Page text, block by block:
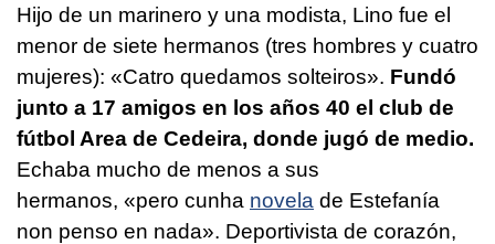
Hijo de un marinero y una modista, Lino fue el
menor de siete hermanos (tres hombres y cuatro
mujeres): «Catro quedamos solteiros». Fundó
junto a 17 amigos en los años 40 el club de
fútbol Area de Cedeira, donde jugó de medio.
Echaba mucho de menos a sus
hermanos, «pero cunha novela de Estefanía
non penso en nada». Deportivista de corazón,